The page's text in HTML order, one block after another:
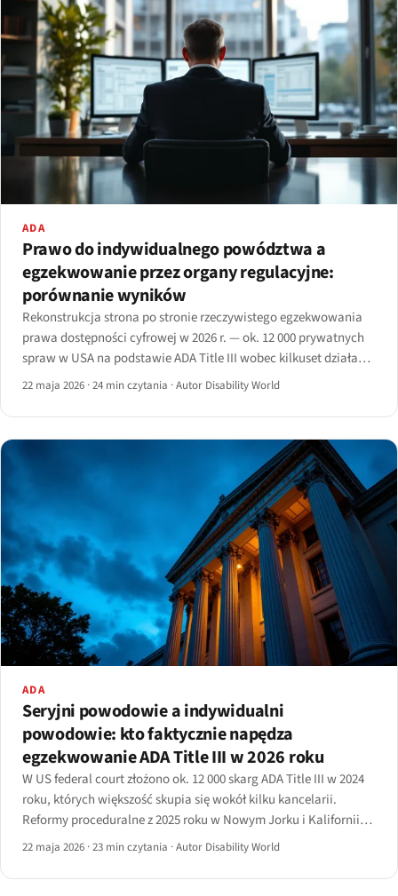
ADA
Prawo do indywidualnego powództwa a
egzekwowanie przez organy regulacyjne:
porównanie wyników
Rekonstrukcja strona po stronie rzeczywistego egzekwowania
prawa dostępności cyfrowej w 2026 r. — ok. 12 000 prywatnych
spraw w USA na podstawie ADA Title III wobec kilkuset działań
prowadzonych przez organy regulacyjne w UE i Wielkiej
22 maja 2026 ·24 min czytania ·Autor Disability World
ADA
Seryjni powodowie a indywidualni
powodowie: kto faktycznie napędza
egzekwowanie ADA Title III w 2026 roku
W US federal court złożono ok. 12 000 skarg ADA Title III w 2024
roku, których większość skupia się wokół kilku kancelarii.
Reformy proceduralne z 2025 roku w Nowym Jorku i Kalifornii
zaczęły zmieniać ten obraz — choć nie tak, jak oczekiwali
22 maja 2026 ·23 min czytania ·Autor Disability World